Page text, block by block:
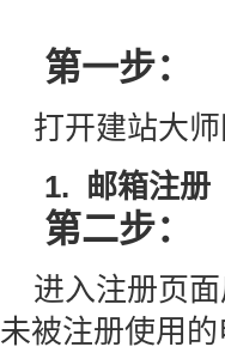
第一步：
打开建站大
1. 邮箱注册
第二步：
进入注册页
未被注册使用